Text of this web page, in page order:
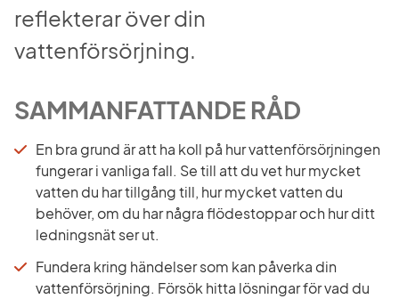
reflekterar över din
vattenförsörjning.
SAMMANFATTANDE RÅD
En bra grund är att ha koll på hur vattenförsörjningen
fungerar i vanliga fall. Se till att du vet hur mycket
vatten du har tillgång till, hur mycket vatten du
behöver, om du har några flödestoppar och hur ditt
ledningsnät ser ut.
Fundera kring händelser som kan påverka din
vattenförsörjning. Försök hitta lösningar för vad du